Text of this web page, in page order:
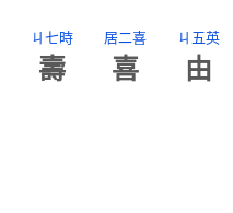
ㄐ七時
壽
居二喜
喜
ㄐ五英
由